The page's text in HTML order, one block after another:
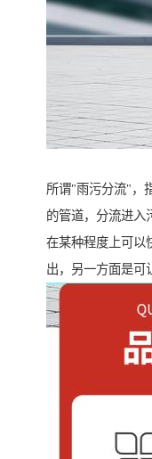
所谓"雨污分流"，
的管道，分流进入
在某种程度上可以
出，另一方面是可